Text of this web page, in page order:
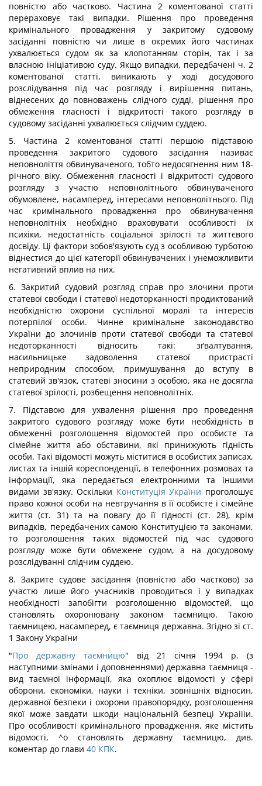
повністю або частково. Частина 2 коментованої статті
перераховує такі випадки. Рішення про проведення
кримінального провадження у закритому судовому
засіданні повністю чи лише в окремих його частинах
ухвалюється судом як за клопотанням сторін, так і за
власною ініціативою суду. Якщо випадки, передбачені ч. 2
коментованої статті, виникають у ході досудового
розслідування під час розгляду і вирішення питань,
віднесених до повноважень слідчого судді, рішення про
обмеження гласності і відкритості такого розгляду в
судовому засіданні ухвалюється слідчим суддею.
5. Частина 2 коментованої статті першою підставою
проведення закритого судового засідання називає
неповноліття обвинуваченого, тобто недосягнення ним 18-
річного віку. Обмеження гласності і відкритості судового
розгляду з участю неповнолітнього обвинуваченого
обумовлене, насамперед, інтересами неповнолітнього. Під
час кримінального провадження про обвинувачення
неповнолітніх необхідно враховувати особливості їх
психіки, недостатність соціальної зрілості та життєвого
досвіду. Ці фактори зобов'язують суд з особливою турботою
віднестися до цієї категорії обвинувачених і унеможливити
негативний вплив на них.
6. Закритий судовий розгляд справ про злочини проти
статевої свободи і статевої недоторканності продиктований
необхідністю охорони суспільної моралі та інтересів
потерпілої особи. Чинне кримінальне законодавство
України до злочинів проти статевої свободи та статевої
недоторканності відносить такі: зґвалтування,
насильницьке задоволення статевої пристрасті
неприродним способом, примушування до вступу в
статевий зв'язок, статеві зносини з особою, яка не досягла
статевої зрілості, розбещення неповнолітніх.
7. Підставою для ухвалення рішення про проведення
закритого судового розгляду може бути необхідність в
обмеженні розголошення відомостей про особисте та
сімейне життя або обставини, які принижують гідність
особи. Такі відомості можуть міститися в особистих записах,
листах та іншій кореспонденції, в телефонних розмовах та
інформації, яка передається електронними та іншими
видами зв'язку. Оскільки Конституція України проголошує
право кожної особи на невтручання в її особисте і сімейне
життя (ст. 31) та на повагу до її гідності (ст. 28), крім
випадків, передбачених самою Конституцією та законами,
то розголошення таких відомостей під час судового
розгляду може бути обмежене судом, а на досудовому
розслідуванні слідчим суддею.
8. Закрите судове засідання (повністю або частково) за
участю лише його учасників проводиться і у випадках
необхідності запобігти розголошенню відомостей, що
становлять охоронювану законом таємницю. Такою
таємницею, насамперед, є таємниця державна. Згідно зі ст.
1 Закону України
"Про державну таємницю" від 21 січня 1994 р. (з
наступними змінами і доповненнями) державна таємниця -
вид таємної інформації, яка охоплює відомості у сфері
оборони, економіки, науки і техніки, зовнішніх відносин,
державної безпеки і охорони правопорядку, розголошення
якої може завдати шкоди національній безпеці Украіііи.
Про особливості кримінального провадження, яке містить
відомості, ^о становлять державну таємницю, див.
коментар до глави 40 КПК.